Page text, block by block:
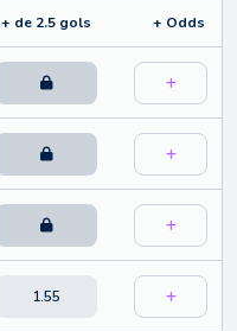
+ de 2.5 gols + Odds
1.55